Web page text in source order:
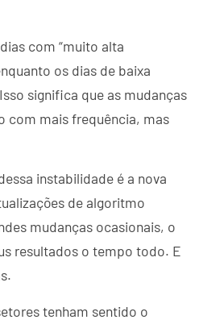
com “muito alta
os dias de baixa
significa que as mudanças
com mais frequência, mas
instabilidade é a nova
de algoritmo
mudanças ocasionais, o
resultados o tempo todo. E
tenham sentido o